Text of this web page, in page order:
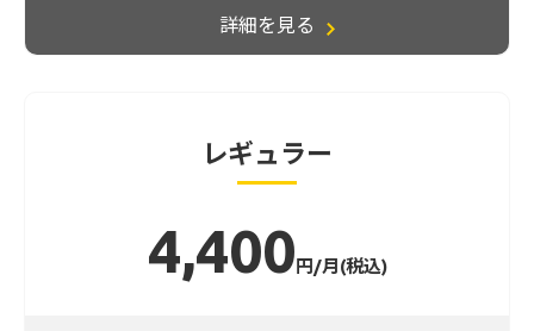
詳細を見る
レギュラー
4,400 円/月(税込)